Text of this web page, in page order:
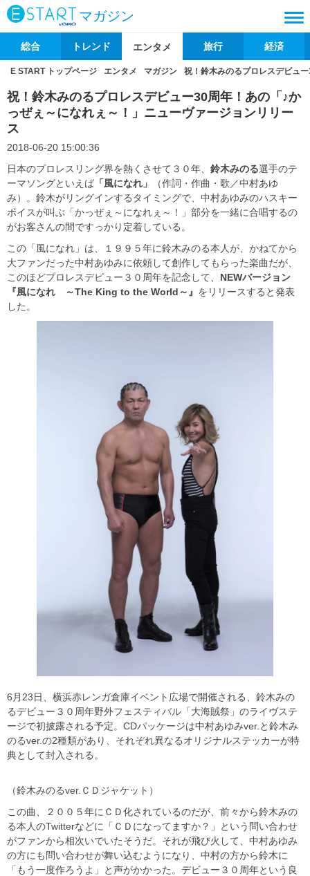
マガジン
総合 トレンド エンタメ 旅行 経済
E START トップページ エンタメ マガジン 祝！鈴木みのるプロレスデビュ
祝！鈴木みのるプロレスデビュー30周年！あの「♪か
っぜぇ～になれぇ～！」ニューヴァージョンリリー
ス
2018-06-20 15:00:36
日本のプロレスリング界を熱くさせて３０年、 鈴木みのる選手のテ
ーマソングといえば 「風になれ」
（作詞・作曲・歌／中村あゆ
み）。鈴木がリングインするタイミングで、中村あゆみのハスキー
ボイスが叫ぶ「かっぜぇ～になれぇ～！」部分を一緒に合唱するの
がお客さんの間ですっかり定着している。
この「風になれ」は、１９９５年に鈴木みのる本人が、かねてから
大ファンだった中村あゆみに依頼して創作してもらった楽曲だが、
このほどプロレスデビュー３０周年を記念して、 NEWバージョン
『風になれ ～The King to the World～』 をリリースすると発表
した。
6月23日、横浜赤レンガ倉庫イベント広場で開催される、鈴木みの
るデビュー３０周年野外フェスティバル「大海賊祭」のライヴステ
ージで初披露される予定。CDパッケージは中村あゆみver.と鈴木み
のるver.の2種類があり、それぞれ異なるオリジナルステッカーが特
典として封入される。
（鈴木みのるver.ＣＤジャケット）
この曲、２００５年にＣＤ化されているのだが、前々から鈴木みの
る本人のTwitterなどに「ＣＤになってますか？」という問い合わせ
がファンから相次いでいたそうだ。それが飛び火して、中村あゆみ
の方にも問い合わせが舞い込むようになり、中村の方から鈴木に
「もう一度作ろうよ」と声がかかった。デビュー３０周年という良